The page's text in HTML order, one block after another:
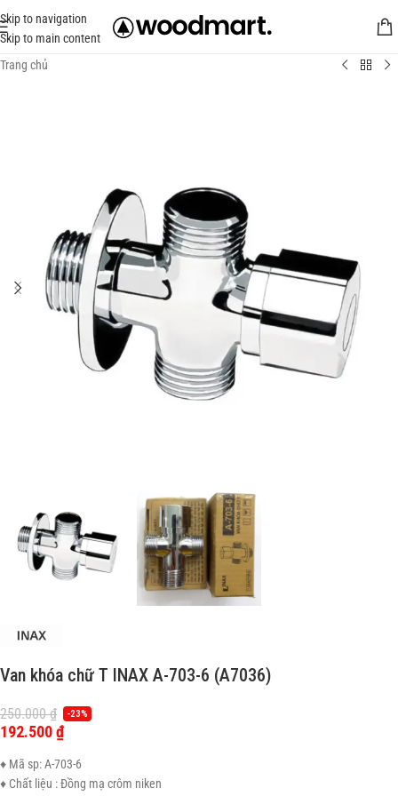
Skip to navigation
Skip to main content
Trang chủ
Van khóa chữ T INAX A-703-6 (A7036)
250.000₫ -23%
192.500₫
♦ Mã sp: A-703-6
♦ Chất liệu : Đồng mạ crôm niken